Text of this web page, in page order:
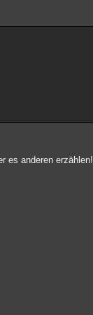
es anderen erzählen!